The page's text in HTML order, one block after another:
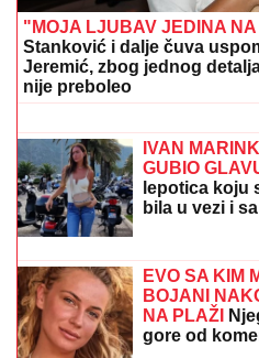
OPSADNO
Policija
lice sa
OPASNA
KOMŠILUKU:
ministar